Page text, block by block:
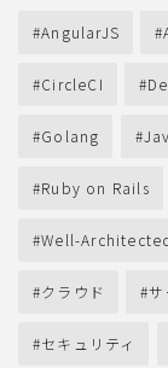
AngularJS
CircleCI
Golang
Ruby on Rails
Well-
クラウド サ
セキュリティ